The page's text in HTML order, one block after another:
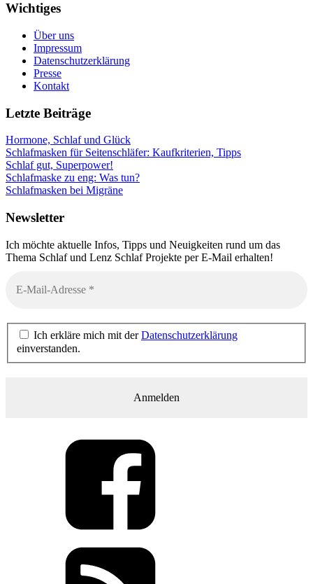
Wichtiges
Über uns
Impressum
Datenschutzerklärung
Presse
Kontakt
Letzte Beiträge
Hormone, Schlaf und Glück
Schlafmasken für Seitenschläfer: Kaufkriterien, Tipps
Schlaf gut, Superpower!
Schlafmaske zu eng: Was tun?
Schlafmasken bei Migräne
Newsletter
Ich möchte aktuelle Infos, Tipps und Neuigkeiten rund um das
Thema Schlaf und Lenz Schlaf Projekte per E-Mail erhalten!
Ich erkläre mich mit derDatenschutzerklärung
einverstanden.